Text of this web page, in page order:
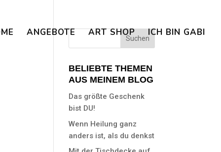
ANGEBOTE ART SHOP ICH BIN GABI
BELIEBTE THEMEN
AUS MEINEM BLOG
Das größte Geschenk
bist DU!
Wenn Heilung ganz
anders ist, als du denkst